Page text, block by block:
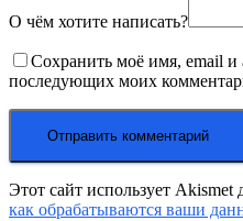
О чём хотите написать?
Сохранить моё имя, email и
последующих моих
Этот сайт использует Akismet
как обрабатываются ваши